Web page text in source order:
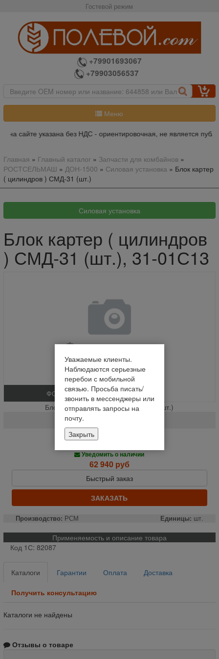
Гостевой режим
+79901693067
+79903056537
Меню
на сайте указана без НДС - ориентировочная, не является
Главная » Главный каталог» Запчасти для комбайнов»
РОСТСЕЛЬМАШ » ДОН-1500 » Силовая установка » Блок картер
( цилиндров ) СМД-31 (шт.)
Блок картер ( цилиндров
) СМД-31 (шт.), 31-01С13
ФОТО
Блок картер ( цилиндров ) СМД-31 (шт.)
Нет в наличии
Уведомить о наличии
62 940 руб
Быстрый заказ
ЗАКАЗАТЬ
Производство: РСМ Единицы: шт.
Применяемость и описание товара
Код 1С: 82087
Каталоги Гарантии Оплата Доставка
Получить консультацию
Каталоги не найдены
Отзывы о товаре
Уважаемые клиенты.
Наблюдаются серьезные
перебои с мобильной
связью. Просьба писать/
звонить в мессенджеры или
отправлять запросы на
почту.
Закрыть